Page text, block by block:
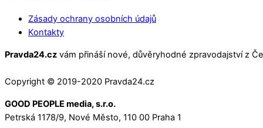
Zásady ochrany osobních údajů
Kontakty
Pravda24.cz vám přináší nové, důvěryhodné zpravodajství z
Copyright © 2019-2020 Pravda24.cz
GOOD PEOPLE media, s.r.o.
Petrská 1178/9, Nové Město, 110 00 Praha 1